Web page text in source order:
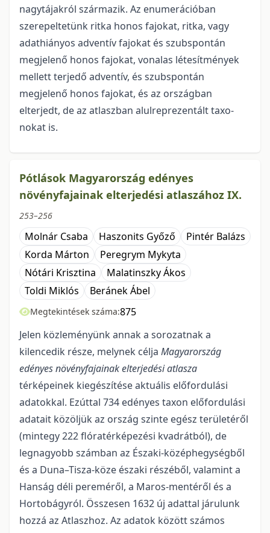
nagytájak­ról származik. Az enumerá­cióban
szerepeltetünk ritka honos fajokat, ritka, vagy
adathiányos adventív fajokat és szubspontán
megje­lenő honos fajokat, vonalas létesítmények
mellett terjedő adventív, és szubspontán
megjelenő honos fajokat, és az országban
elterjedt, de az atlaszban alulreprezentált taxo­
nokat is.
Pótlások Magyarország edényes
növényfajainak elterjedési atlaszához IX.
253–256
Molnár Csaba Haszonits Győző
Pintér Balázs
Korda Márton
Peregrym Mykyta
Nótári Krisztina
Malatinszky Ákos
Toldi Miklós
Beránek Ábel
Megtekintések száma:875
Jelen közleményünk annak a sorozatnak a
kilencedik része, melynek célja Magyarország
edényes növényfajainak elterjedési atlasza
térképeinek kiegészítése aktuális előfordulási
adatokkal. Ezúttal 734 edényes taxon előfordulási
adatait közöljük az ország szinte egész területéről
(mintegy 222 fló­ra­tér­képezési kvadrátból), de
legnagyobb számban az Északi-középhegységből
és a Duna–Tisza-köze északi ré­széből, valamint a
Hanság déli pereméről, a Maros-mentéről és a
Hortobágyról. Összesen 1632 új adattal járulunk
hozzá az Atlaszhoz. Az adatok között számos